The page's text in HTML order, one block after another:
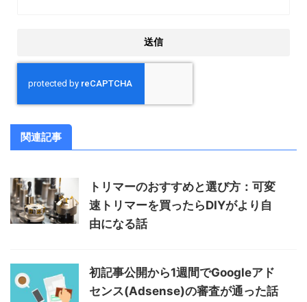
関連記事
トリマーのおすすめと選び方：可変
速トリマーを買ったらDIYがより自
由になる話
初記事公開から1週間でGoogleアド
センス(Adsense)の審査が通った話